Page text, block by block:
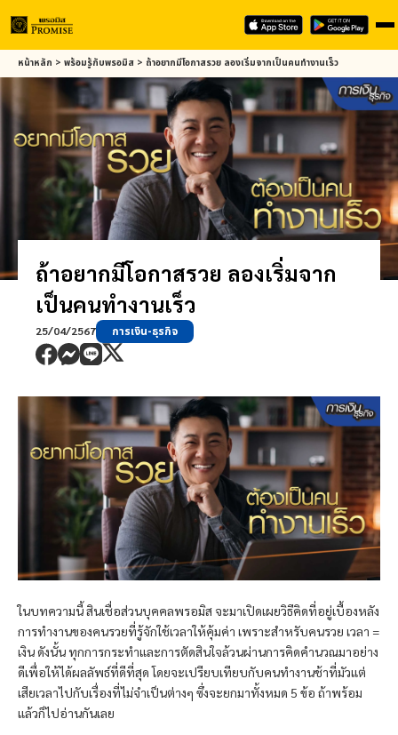
Skip
to
main
content
หน้าหลัก > พร้อมรู้กับพรอมิส > ถ้าอยากมีโอกาสรวย ลองเริ่มจากเป็นคนทำงานเร็ว
ถ้าอยากมีโอกาสรวย ลองเริ่มจาก
เป็นคนทำงานเร็ว
25/04/2567 การเงิน-ธุรกิจ
ในบทความนี้ สินเชื่อส่วนบุคคลพรอมิส จะมาเปิดเผยวิธีคิดที่อยู่เบื้องหลัง
การทำงานของคนรวยที่รู้จักใช้เวลาให้คุ้มค่า เพราะสำหรับคนรวย เวลา =
เงิน ดังนั้น ทุกการกระทำและการตัดสินใจล้วนผ่านการคิดคำนวณมาอย่าง
ดีเพื่อให้ได้ผลลัพธ์ที่ดีที่สุด โดยจะเปรียบเทียบกับคนทำงานช้าที่มัวแต่
เสียเวลาไปกับเรื่องที่ไม่จำเป็นต่างๆ ซึ่งจะยกมาทั้งหมด 5 ข้อ ถ้าพร้อม
แล้วก็ไปอ่านกันเลย